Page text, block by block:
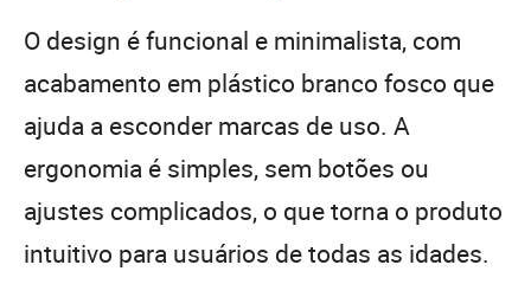
O design é funcional e minimalista, com
acabamento em plástico branco fosco que
ajuda a esconder marcas de uso. A
ergonomia é simples, sem botões ou
ajustes complicados, o que torna o produto
intuitivo para usuários de todas as idades.